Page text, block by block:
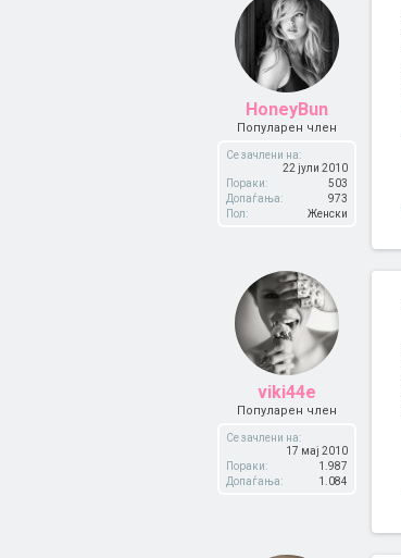
HoneyBun
Популарен член
Се зачлени на:
22 јули 2010
Пораки:
503
Допаѓања:
973
Пол:
Женски
viki44e
Популарен член
Се зачлени на:
17 мај 2010
Пораки:
1.987
Допаѓања:
1.084